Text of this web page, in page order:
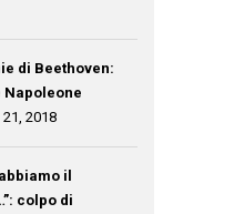
di Beethoven:
Napoleone
2018
il
colpo di